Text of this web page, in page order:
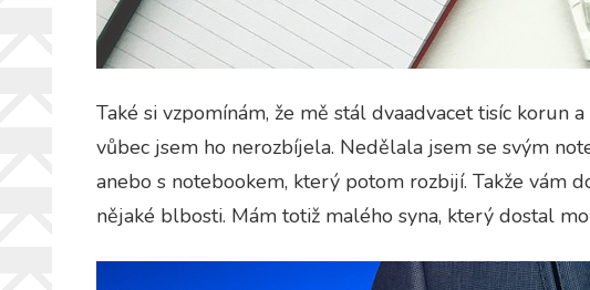
Také si vzpomínám, že mě stál dvaadvacet tisíc
vůbec jsem ho nerozbíjela. Nedělala jsem se svým
anebo s notebookem, který potom rozbijí. Takže vám
nějaké blbosti. Mám totiž malého syna, který dostal